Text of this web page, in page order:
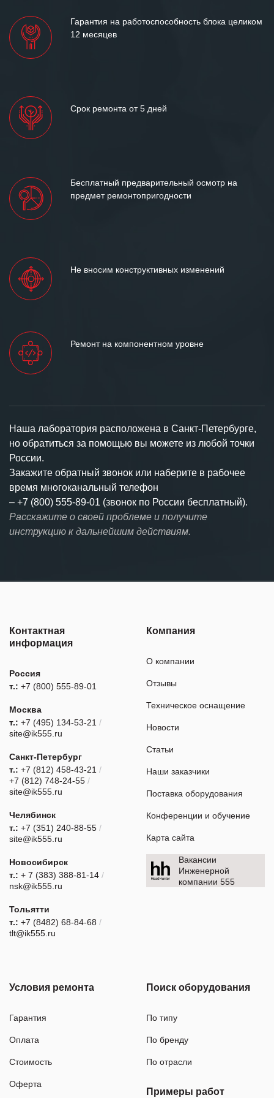
Гарантия на работоспособность блока целиком
12 месяцев
Срок ремонта от 5 дней
Бесплатный предварительный осмотр на
предмет ремонтопригодности
Не вносим конструктивных изменений
Ремонт на компонентном уровне
Наша лаборатория расположена в Санкт-Петербурге,
но обратиться за помощью вы можете из любой точки
России.
Закажите обратный звонок или наберите в рабочее
время многоканальный телефон
– +7 (800) 555-89-01 (звонок по России бесплатный).
Расскажите о своей проблеме и получите
инструкцию к дальнейшим действиям.
Контактная
информация
Россия
т.: +7 (800) 555-89-01
Москва
т.: +7 (495) 134-53-21 /
site@ik555.ru
Санкт-Петербург
т.: +7 (812) 458-43-21 /
+7 (812) 748-24-55 /
site@ik555.ru
Челябинск
т.: +7 (351) 240-88-55 /
site@ik555.ru
Новосибирск
т.: + 7 (383) 388-81-14 /
nsk@ik555.ru
Тольятти
т.: +7 (8482) 68-84-68 /
tlt@ik555.ru
Компания
О компании
Отзывы
Техническое оснащение
Новости
Статьи
Наши заказчики
Поставка оборудования
Конференции и обучение
Карта сайта
Вакансии
Инженерной
компании 555
Условия ремонта
Гарантия
Оплата
Стоимость
Оферта
Поиск оборудования
По типу
По бренду
По отрасли
Примеры работ